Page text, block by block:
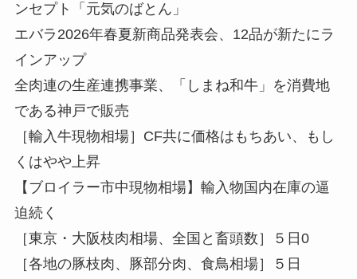
ンセプト「元気のばとん」
エバラ2026年春夏新商品発表会、12品が新たにラ
インアップ
全肉連の生産連携事業、「しまね和牛」を消費地
である神戸で販売
［輸入牛現物相場］CF共に価格はもちあい、もし
くはやや上昇
【ブロイラー市中現物相場】輸入物国内在庫の逼
迫続く
［東京・大阪枝肉相場、全国と畜頭数］５日0
［各地の豚枝肉、豚部分肉、食鳥相場］５日